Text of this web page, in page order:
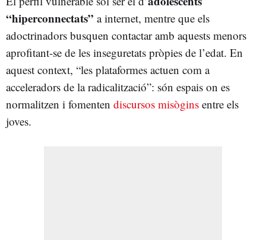
“hiperconnectats” a internet, mentre que els
adoctrinadors busquen contactar amb aquests menors
aprofitant-se de les inseguretats pròpies de l’edat. En
aquest context, “les plataformes actuen com a
acceleradors de la radicalització”: són espais on es
normalitzen i fomenten discursos misògins entre els
joves.